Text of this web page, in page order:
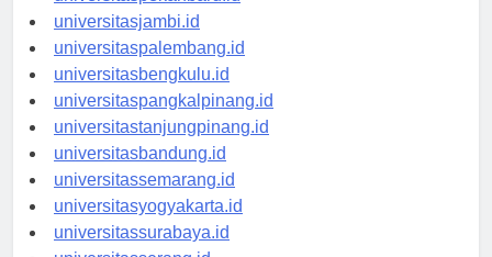
universitaspekanbaru.id
universitasjambi.id
universitaspalembang.id
universitasbengkulu.id
universitaspangkalpinang.id
universitastanjungpinang.id
universitasbandung.id
universitassemarang.id
universitasyogyakarta.id
universitassurabaya.id